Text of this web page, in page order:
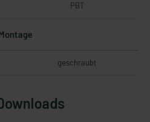
PBT
geschraubt